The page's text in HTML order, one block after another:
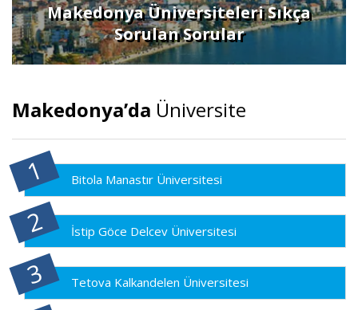
Makedonya Üniversiteleri Sıkça
Sorulan Sorular
Makedonya’da Üniversite
Bitola Manastır Üniversitesi
İstip Göce Delcev Üniversitesi
Tetova Kalkandelen Üniversitesi